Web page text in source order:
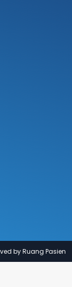
by Ruang Pasien